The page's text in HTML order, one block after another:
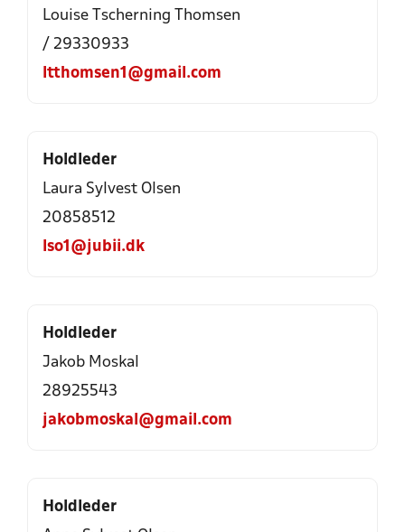
Louise Tscherning Thomsen
/ 29330933
ltthomsen1@gmail.com
Holdleder
Laura Sylvest Olsen
20858512
lso1@jubii.dk
Holdleder
Jakob Moskal
28925543
jakobmoskal@gmail.com
Holdleder